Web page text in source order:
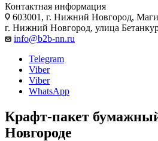
Контактная информация
603001, г. Нижний Новгород,
г. Нижний Новгород, улица
info@b2b-nn.ru
Telegram
Viber
Viber
WhatsApp
Крафт-пакет
Новгороде